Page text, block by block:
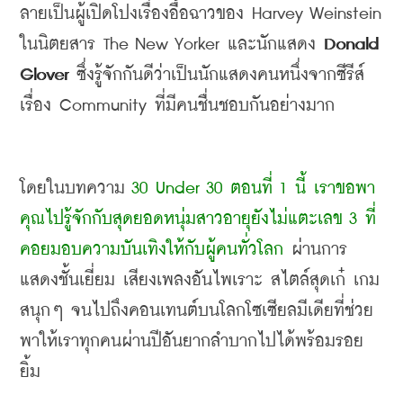
ลายเป็นผู้เปิดโปงเรื่องอื้อฉาวของ
ในนิตยสาร The New Yorker และนักแสดง Donald
Glover ซึ่งรู้จักกันดีว่าเป็นนักแสดงคนหนึ่งจากซีรีส์
เรื่อง Community ที่มีคนชื่นชอบกันอย่างมาก
โดยในบทความ 30 Under 30 ตอนที่ 1 นี้ เราขอพา
คุณไปรู้จักกับสุดยอดหนุ่มสาวอายุยังไม่แตะเลข 3 ที่
คอยมอบความบันเทิงให้กับผู้คนทั่วโลก ผ่านการ
แสดงชั้นเยี่ยม เสียงเพลงอันไพเราะ สไตล์สุดเก๋ เกม
สนุกๆ จนไปถึงคอนเทนต์บนโลกโซเซียลมีเดียที่ช่วย
พาให้เราทุกคนผ่านปีอันยากลำบากไปได้พร้อมรอย
ยิ้ม